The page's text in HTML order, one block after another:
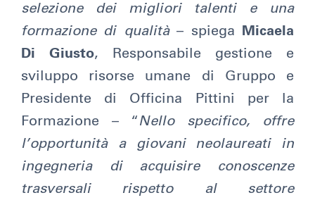
selezione dei migliori talenti e una
formazione di qualità– spiega
Micaela
Di Giusto, Responsabile gestione e
sviluppo risorse umane di Gruppo e
Presidente di Officina Pittini per la
Formazione – “ Nello specifico, offre
l’opportunità a giovani neolaureati in
ingegneria di acquisire conoscenze
trasversali rispetto al settore